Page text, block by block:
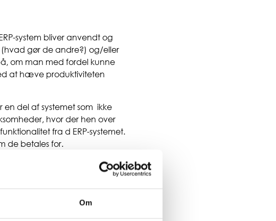
Om
system bliver anvendt og
gør de andre?) og/eller
om man med fordel kunne
at hæve produktiviteten
del af systemet som ikke
hvor der hen over
fra d ERP-systemet.
de betales for.
der kan bruges som
om man skal tage nye
Det kan også
herunder re-